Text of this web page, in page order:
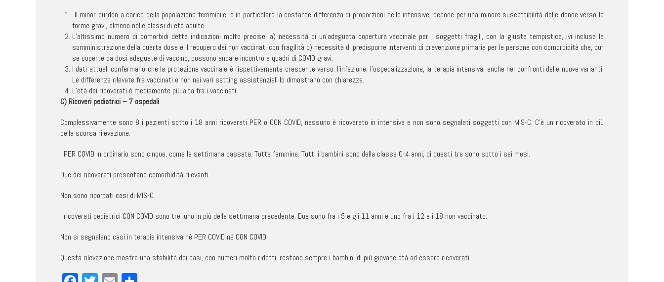
Il minor burden a carico della popolazione femminile, e in particolare la costante differenza di proporzioni nelle intensive, depone per una minore suscettibilità delle donne verso le
forme gravi, almeno nelle classi di età adulte.
L’altissimo numero di comorbidi detta indicazioni molto precise: a) necessità di un’adeguata copertura vaccinale per i soggetti fragili, con la giusta tempistica, ivi inclusa la
somministrazione della quarta dose e il recupero dei non vaccinati con fragilità b) necessità di predisporre interventi di prevenzione primaria per le persone con comorbidità che, pur
se coperte da dosi adeguate di vaccino, possono andare incontro a quadri di COVID gravi.
I dati attuali confermano che la protezione vaccinale è rispettivamente crescente verso: l’infezione, l’ospedalizzazione, la terapia intensiva, anche nei confronti delle nuove varianti.
Le differenze rilevate fra vaccinati e non nei vari setting assistenziali lo dimostrano con chiarezza.
L’età dei ricoverati è mediamente più alta fra i vaccinati.
C) Ricoveri pediatrici – 7 ospedali
Complessivamente sono 8 i pazienti sotto i 18 anni ricoverati PER o CON COVID, nessuno è ricoverato in intensiva e non sono segnalati soggetti con MIS-C. C’è un ricoverato in più
della scorsa rilevazione.
I PER COVID in ordinario sono cinque, come la settimana passata. Tutte femmine. Tutti i bambini sono della classe 0-4 anni, di questi tre sono sotto i sei mesi.
Due dei ricoverati presentano comorbidità rilevanti.
Non sono riportati casi di MIS-C.
I ricoverati pediatrici CON COVID sono tre, uno in più della settimana precedente. Due sono fra i 5 e gli 11 anni e uno fra i 12 e i 18 non vaccinato.
Non si segnalano casi in terapia intensiva né PER COVID né CON COVID.
Questa rilevazione mostra una stabilità dei casi, con numeri molto ridotti, restano sempre i bambini di più giovane età ad essere ricoverati.